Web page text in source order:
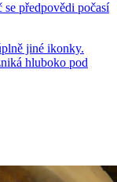
se předpovědi počasí
jiné ikonky.
hluboko pod